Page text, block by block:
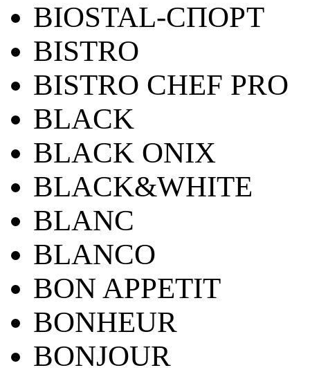
BIOSTAL-СПОРТ
BISTRO
BISTRO CHEF PRO
BLACK
BLACK ONIX
BLACK&WHITE
BLANC
BLANCO
BON APPETIT
BONHEUR
BONJOUR